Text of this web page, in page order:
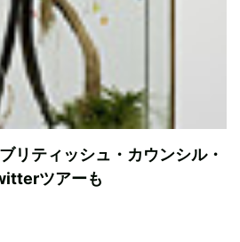
リティッシュ・カウンシル・
ツアーも